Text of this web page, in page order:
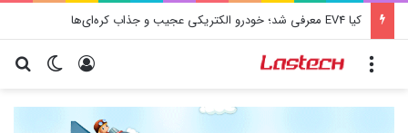
کیا EV4 معرفی شد؛ خودرو الکتریکی عجیب و جذاب کره‌ای‌ها
تغییر ورود